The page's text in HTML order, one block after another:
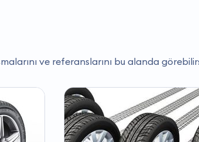
ve referanslarını bu alanda